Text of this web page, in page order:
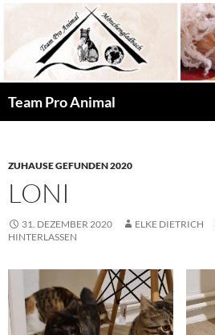
springen
Team Pro Animal
ZUHAUSE GEFUNDEN 2020
LONI
31. DEZEMBER 2020 ELKE DIETRICH
HINTERLASSEN